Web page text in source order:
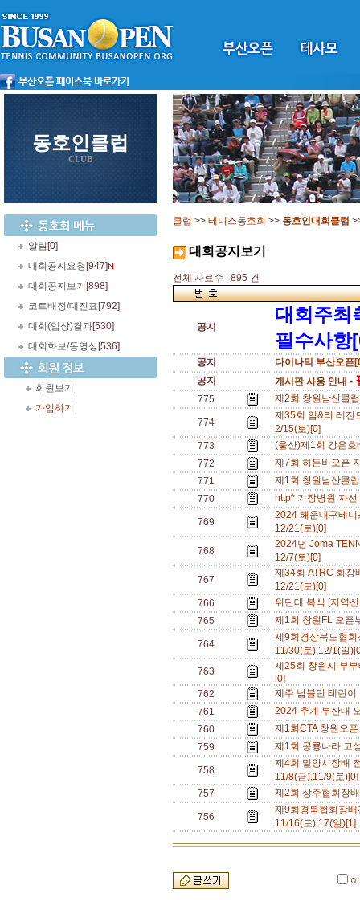
동호인클럽
CLUB
알림 [0]
대회공지요청 [947]
대회공지보기 [898]
코트배정/대진표 [792]
대회(입상)결과[530]
대회화보/동영상[536]
회원보기
가입하기
클럽 >> 테니스동호회 >> 동호인대회클럽
대회공지보기
전체 자료수 : 895 건
공지
대회주최
필수사항
공지
다이나믹 부산오픈
공지
게시판 사용 안내 -
775 제2회 창원남산클
774
제35회 엄&리 레전
2/15(토)[0]
773
(울산)제1회 강은
772
제7회 히든비오픈
771
제1회 창원남산클
770
http* 기장병원 자
769
2024 해운대구테
12/21(토)[0]
768
2024년 Joma
12/7(토)[0]
767
제34회 ATRC 회장
12/21(토)[0]
766
위단테 복식 [지역
765
제1회 창원FL 오픈
764
제9회경상북도협
11/30(토),12/1(일
763
제25회 창원시 부
[0]
762
제주 남블던 테린
761
2024 추계 부산대
760
제1회CTA 창원오
759
제1회 공룡나라 고
758
제4회 밀양시장배
11/8(금),11/9(토
757
제2회 상주협회장
756
제9회경북협회장
11/16(토),17(일)[1]